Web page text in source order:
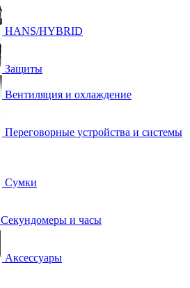
HANS/HYBRID
Защиты
Вентиляция и охлаждение
Переговорные устройства и системы
Сумки
Секундомеры и часы
Аксессуары